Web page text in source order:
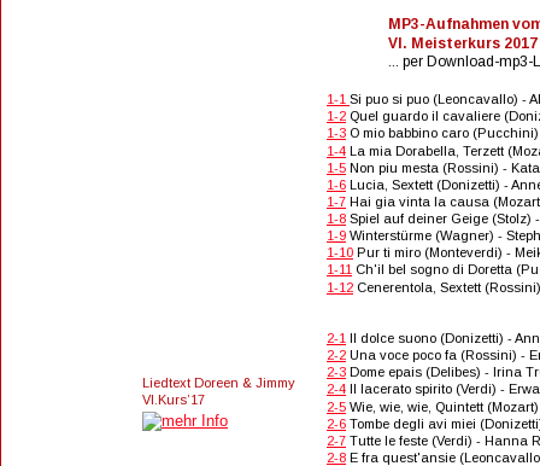
MP3-Aufnahmen
VI. Meisterkurs
... per Download-
1-1 Si puo si puo (Leoncavallo) -
1-2 Quel guardo il cavaliere
1-3 O mio babbino caro
1-4 La mia Dorabella, Terzett
1-5 Non piu mesta (Rossini) -
1-6 Lucia, Sextett (Donizetti) -
1-7 Hai gia vinta la causa
1-8 Spiel auf deiner Geige (Stolz)
1-9 Winterstürme (Wagner) -
1-10 Pur ti miro (Monteverdi) -
1-11 Ch'il bel sogno di Doretta
1-12 Cenerentola, Sextett
2-1 Il dolce suono (Donizetti) -
2-2 Una voce poco fa (Rossini) -
2-3 Dome epais (Delibes) - Irina
2-4 Il lacerato spirito (Verdi) -
2-5 Wie, wie, wie, Quintett
2-6 Tombe degli avi miei
2-7 Tutte le feste (Verdi) - Hanna
2-8 E fra quest'ansie
Liedtext Doreen & Jimmy
VI.Kurs’17